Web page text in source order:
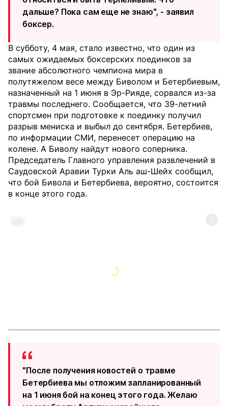
дальше? Пока сам еще не знаю", - заявил
боксер.
В субботу, 4 мая, стало известно, что один из
самых ожидаемых боксерских поединков за
звание абсолютного чемпиона мира в
полутяжелом весе между Биволом и Бетербиевым,
назначенный на 1 июня в Эр-Рияде, сорвался из-за
травмы последнего. Сообщается, что 39-летний
спортсмен при подготовке к поединку получил
разрыв мениска и выбыл до сентября. Бетербиев,
по информации СМИ, перенесет операцию на
колене. А Биволу найдут нового соперника.
Председатель Главного управления развлечений в
Саудовской Аравии Турки Аль аш-Шейх сообщил,
что бой Бивола и Бетербиева, вероятно, состоится
в конце этого года.
"После получения новостей о травме
Бетербиева мы отложим запланированный
на 1 июня бой на конец этого года. Желаю